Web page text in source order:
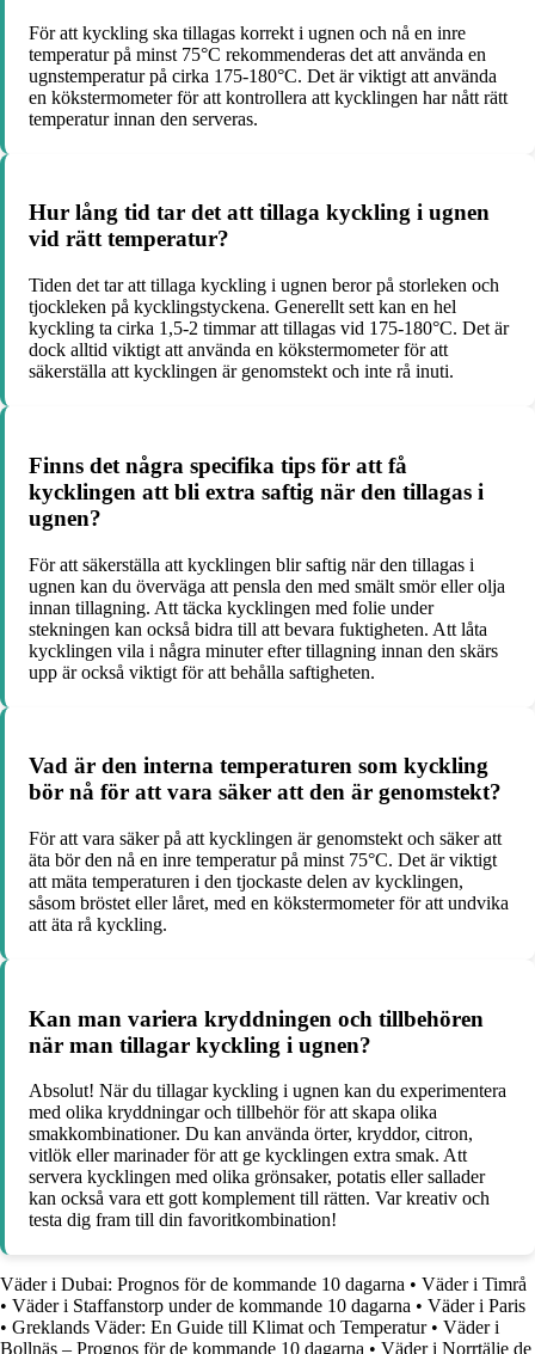
För att kyckling ska tillagas korrekt i ugnen och nå en inre
temperatur på minst 75°C rekommenderas det att använda en
ugnstemperatur på cirka 175-180°C. Det är viktigt att använda
en kökstermometer för att kontrollera att kycklingen har nått rätt
temperatur innan den serveras.
Hur lång tid tar det att tillaga kyckling i ugnen
vid rätt temperatur?
Tiden det tar att tillaga kyckling i ugnen beror på storleken och
tjockleken på kycklingstyckena. Generellt sett kan en hel
kyckling ta cirka 1,5-2 timmar att tillagas vid 175-180°C. Det är
dock alltid viktigt att använda en kökstermometer för att
säkerställa att kycklingen är genomstekt och inte rå inuti.
Finns det några specifika tips för att få
kycklingen att bli extra saftig när den tillagas i
ugnen?
För att säkerställa att kycklingen blir saftig när den tillagas i
ugnen kan du överväga att pensla den med smält smör eller olja
innan tillagning. Att täcka kycklingen med folie under
stekningen kan också bidra till att bevara fuktigheten. Att låta
kycklingen vila i några minuter efter tillagning innan den skärs
upp är också viktigt för att behålla saftigheten.
Vad är den interna temperaturen som kyckling
bör nå för att vara säker att den är genomstekt?
För att vara säker på att kycklingen är genomstekt och säker att
äta bör den nå en inre temperatur på minst 75°C. Det är viktigt
att mäta temperaturen i den tjockaste delen av kycklingen,
såsom bröstet eller låret, med en kökstermometer för att undvika
att äta rå kyckling.
Kan man variera kryddningen och tillbehören
när man tillagar kyckling i ugnen?
Absolut! När du tillagar kyckling i ugnen kan du experimentera
med olika kryddningar och tillbehör för att skapa olika
smakkombinationer. Du kan använda örter, kryddor, citron,
vitlök eller marinader för att ge kycklingen extra smak. Att
servera kycklingen med olika grönsaker, potatis eller sallader
kan också vara ett gott komplement till rätten. Var kreativ och
testa dig fram till din favoritkombination!
Väder i Dubai: Prognos för de kommande 10 dagarna • Väder i Timrå
• Väder i Staffanstorp under de kommande 10 dagarna • Väder i Paris
• Greklands Väder: En Guide till Klimat och Temperatur• Väder i
Bollnäs – Prognos för de kommande 10 dagarna • Väder i Norrtälje de